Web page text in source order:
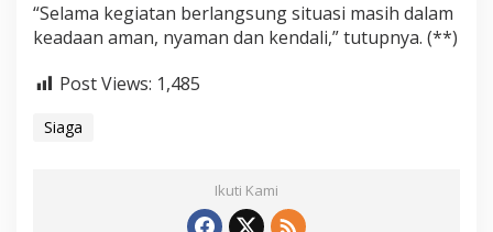
“Selama kegiatan berlangsung situasi masih dalam
keadaan aman, nyaman dan kendali,” tutupnya. (**)
Post Views: 1,485
Siaga
Ikuti Kami